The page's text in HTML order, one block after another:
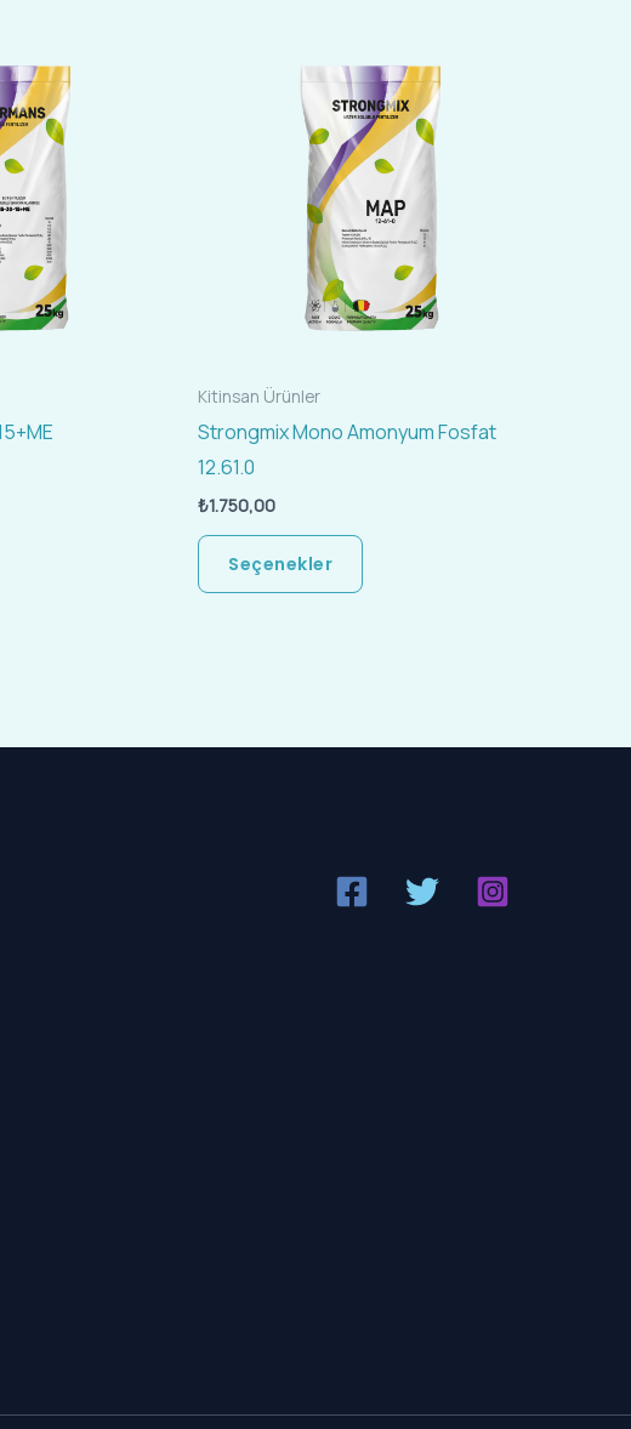
varyasyonu
ürün
Kitinsan Ürünler
Strongmix Mono Amonyum Fosfat
12.61.0
₺1.750,00
Seçenekler
ürünün
birden
fazla
varyasyonu
var.
Seçenekler
ürün
sayfasından